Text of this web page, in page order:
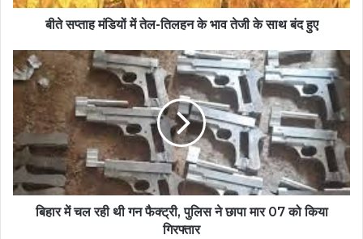
बीते सप्ताह मंडियों में तेल-तिलहन के भाव तेजी के साथ बंद हुए
बिहार में चल रही थी गन फैक्ट्री, पुलिस ने छापा मार 07 को किया
गिरफ्तार